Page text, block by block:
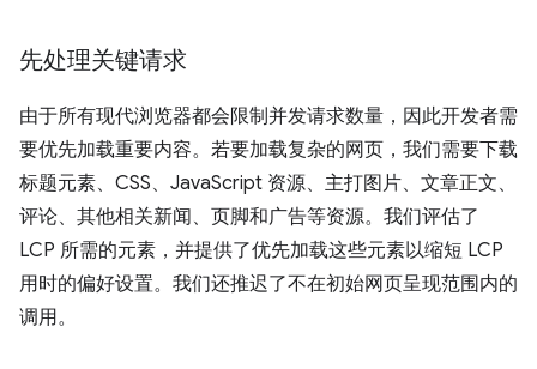
先处理关键请求
由于所有现代浏览器都会限制并发请求数量，因此开发者需
要优先加载重要内容。若要加载复杂的网页，我们需要下载
标题元素、CSS、JavaScript 资源、主打图片、文章正文、
评论、其他相关新闻、页脚和广告等资源。我们评估了
LCP 所需的元素，并提供了优先加载这些元素以缩短 LCP
用时的偏好设置。我们还推迟了不在初始网页呈现范围内的
调用。